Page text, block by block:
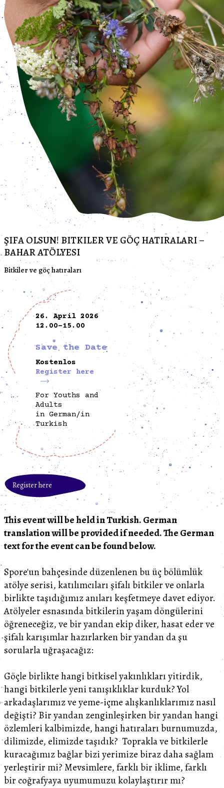
atölyesi
Tuesday - Friday: 3 pm – 7 pm, and Saturday –
ŞIFA OLSUN! BITKILER VE GÖÇ HATIRALARI –
BAHAR ATÖLYESI
Bitkiler ve göç hatıraları
26. April 2026
12.00-15.00
Save the Date
Kostenlos
Register here
For Youths and
Adults
in German/in
Turkish
Register here
This event will be held in Turkish. German
translation will be provided if needed. The German
text for the event can be found below.
Spore'un bahçesinde düzenlenen bu üç bölümlük
atölye serisi, katılımcıları şifalı bitkiler ve onlarla
birlikte taşıdığımız anıları keşfetmeye davet ediyor.
Atölyeler esnasında bitkilerin yaşam döngülerini
öğreneceğiz, ve bir yandan ekip diker, hasat eder ve
şifalı karışımlar hazırlarken bir yandan da şu
sorularla uğraşacağız:
Göçle birlikte hangi bitkisel yakınlıkları yitirdik,
hangi bitkilerle yeni tanışıklıklar kurduk? Yol
arkadaşlarımız ve yeme-içme alışkanlıklarımız nasıl
değişti? Bir yandan zenginleşirken bir yandan hangi
özlemleri kalbimizde, hangi hatıraları burnumuzda,
dilimizde, elimizde taşıdık? Toprakla ve bitkilerle
kuracağımız bağlar bizi yerimize biraz daha sağlam
yerleştirir mi? Mevsimlere, farklı bir iklime, farklı
bir coğrafyaya uyumumuzu kolaylaştırır mı?